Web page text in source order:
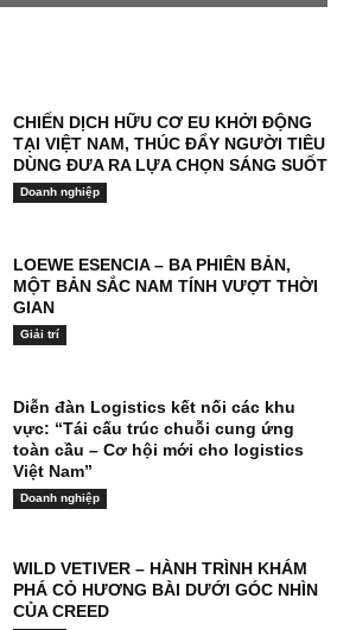
CHIẾN DỊCH HỮU CƠ EU KHỞI ĐỘNG
TẠI VIỆT NAM, THÚC ĐẨY NGƯỜI TIÊU
DÙNG ĐƯA RA LỰA CHỌN SÁNG SUỐT
Doanh nghiệp
LOEWE ESENCIA – BA PHIÊN BẢN,
MỘT BẢN SẮC NAM TÍNH VƯỢT THỜI
GIAN
Giải trí
Diễn đàn Logistics kết nối các khu
vực: “Tái cấu trúc chuỗi cung ứng
toàn cầu – Cơ hội mới cho logistics
Việt Nam”
Doanh nghiệp
WILD VETIVER – HÀNH TRÌNH KHÁM
PHÁ CỎ HƯƠNG BÀI DƯỚI GÓC NHÌN
CỦA CREED